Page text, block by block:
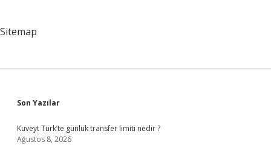
Sitemap
Sidebar
Son Yazılar
Kuveyt Türk’te günlük transfer limiti nedir ?
Ağustos 8, 2026